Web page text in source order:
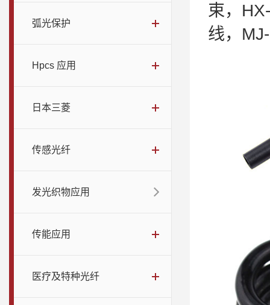
弧光保护
Hpcs 应用
日本三菱
传感光纤
发光织物应用
传能应用
医疗及特种光纤
束，
线，